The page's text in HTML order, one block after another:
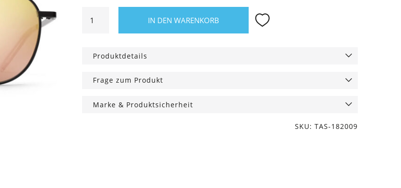
Arin
Menge
IN DEN WARENKORB
Produktdetails
Frage zum Produkt
Marke & Produktsicherheit
SKU: TAS-182009